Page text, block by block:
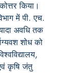
किया।
में पी. एच.
अवधि तक
शोध को
कृषि जंतु